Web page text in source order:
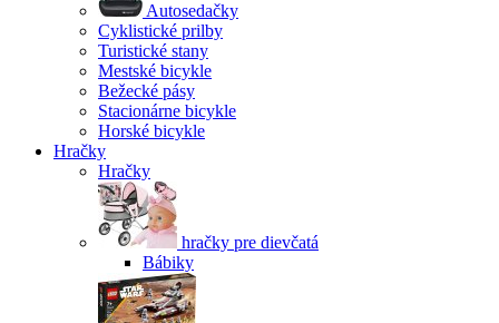
Autosedačky
Cyklistické prilby
Turistické stany
Mestské bicykle
Bežecké pásy
Stacionárne bicykle
Horské bicykle
Hračky
Hračky
hračky pre dievčatá
Bábiky